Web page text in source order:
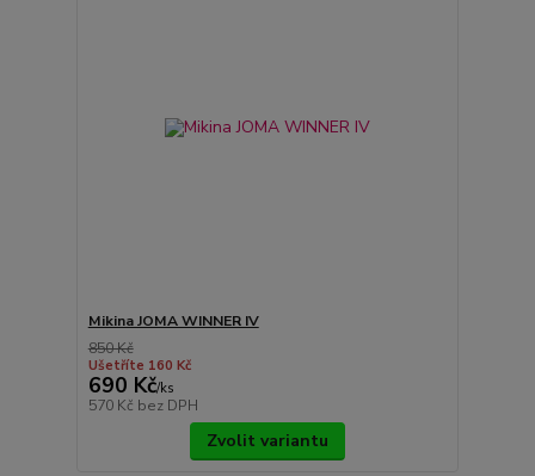
Mikina JOMA WINNER IV
850 Kč
Ušetříte 160 Kč
690 Kč/ks
570 Kč bez DPH
Zvolit variantu